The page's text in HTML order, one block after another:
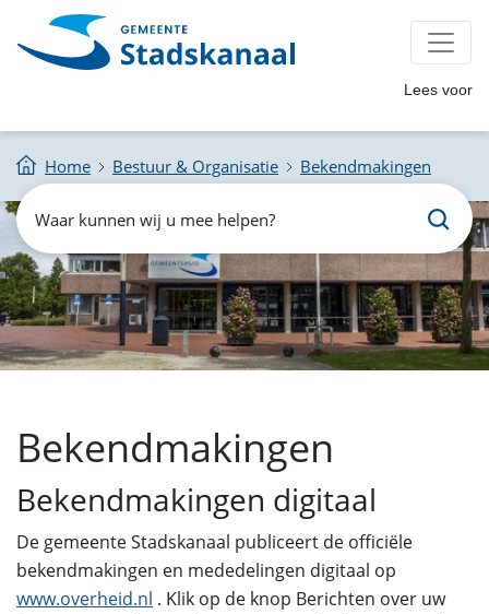
Lees voor
Home Bestuur & Organisatie Bekendmakingen
Zoeken
Waar
kunnen
wij
u
mee
helpen?
Bekendmakingen
Bekendmakingen digitaal
De gemeente Stadskanaal publiceert de officiële
bekendmakingen en mededelingen digitaal op
www.overheid.nl . Klik op de knop Berichten over uw